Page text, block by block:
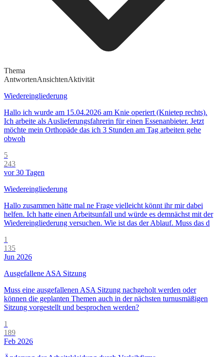
Thema
AntwortenAnsichtenAktivität
Wiedereingliederung
Hallo ich wurde am 15.04.2026 am Knie operiert (Knietep rechts).
Ich arbeite als Auslieferungsfahrerin für einen Essenanbieter. Jetzt
möchte mein Orthopäde das ich 3 Stunden am Tag arbeiten gehe
obwoh
5
243
vor 30 Tagen
Wiedereingliederung
Hallo zusammen hätte mal ne Frage vielleicht könnt ihr mir dabei
helfen. Ich hatte einen Arbeitsunfall und würde es demnächst mit der
Wiedereingliederung versuchen. Wie ist das der Ablauf. Muss das d
1
135
Jun 2026
Ausgefallene ASA Sitzung
Muss eine ausgefallenen ASA Sitzung nachgeholt werden oder
können die geplanten Themen auch in der nächsten turnusmäßigen
Sitzung vorgestellt und besprochen werden?
1
189
Feb 2026